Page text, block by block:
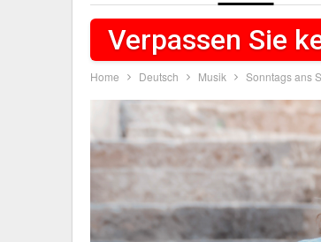
Verpassen Sie
Home Deutsch Musik Sonntags ans